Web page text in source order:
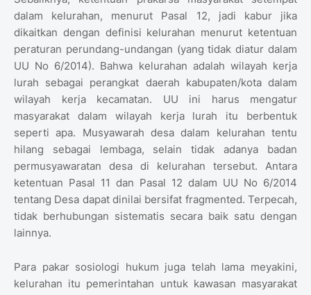
dalam kelurahan, menurut Pasal 12, jadi kabur jika
dikaitkan dengan definisi kelurahan menurut ketentuan
peraturan perundang-undangan (yang tidak diatur dalam
UU No 6/2014). Bahwa kelurahan adalah wilayah kerja
lurah sebagai perangkat daerah kabupaten/kota dalam
wilayah kerja kecamatan. UU ini harus mengatur
masyarakat dalam wilayah kerja lurah itu berbentuk
seperti apa. Musyawarah desa dalam kelurahan tentu
hilang sebagai lembaga, selain tidak adanya badan
permusyawaratan desa di kelurahan tersebut. Antara
ketentuan Pasal 11 dan Pasal 12 dalam UU No 6/2014
tentang Desa dapat dinilai bersifat fragmented. Terpecah,
tidak berhubungan sistematis secara baik satu dengan
lainnya.
Para pakar sosiologi hukum juga telah lama meyakini,
kelurahan itu pemerintahan untuk kawasan masyarakat